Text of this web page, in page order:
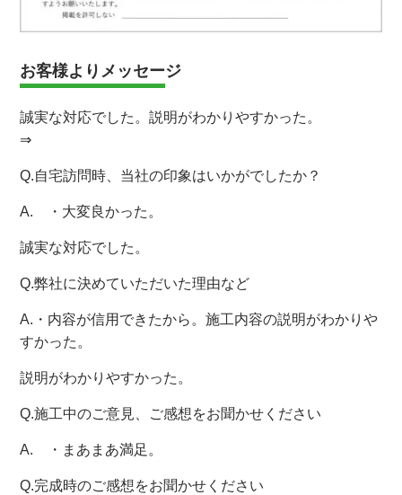
お客様よりメッセージ
誠実な対応でした。説明がわかりやすかった。
⇒
Q.自宅訪問時、当社の印象はいかがでしたか？
A. ・大変良かった。
誠実な対応でした。
Q.弊社に決めていただいた理由など
A.・内容が信用できたから。施工内容の説明がわかりや
すかった。
説明がわかりやすかった。
Q.施工中のご意見、ご感想をお聞かせください
A. ・まあまあ満足。
Q.完成時のご感想をお聞かせください